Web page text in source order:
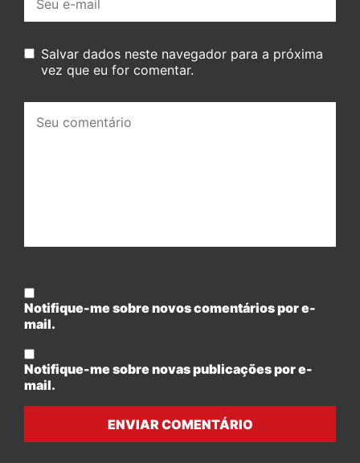
mail:
Salvar dados neste navegador para a próxima
vez que eu for comentar.
comentário:
Notifique-me sobre novos comentários por e-
mail.
Notifique-me sobre novas publicações por e-
mail.
ENVIAR COMENTÁRIO